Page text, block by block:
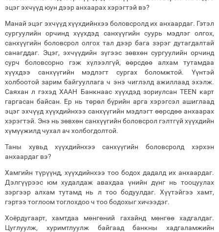
эцэг эхчүүд юун дээр анхаарах хэрэгтэй вэ?
Манай эцэг эхчүүд хүүхдийнхээ боловсролд их анхаардаг. Гэтэл
сургуулийн орчинд хүүхдэд санхүүгийн суурь мэдлэг олгох,
санхүүгийн боловсрол олгох тал дээр бага зэрэг дутагдалтай
санагддаг. Эцэг, эхчүүдийн зүгээс зөвхөн сургуулийн орчинд
сурч боловсорно гэж хүлээлгүй, өөрсдөө алхам тутамдаа
хүүхдээ санхүүгийн мэдлэгт сургах боломжтой. Үүнтэй
холбоотой зарим байгууллага ч энэ чиглэлд ажиллаад эхэлж.
Саяхан л гэхэд ХААН Банкнаас хүүхдэд зориулсан TEEN карт
гаргасан байсан. Ер нь төрөл бүрийн арга хэрэгсэл ашиглаад
эцэг эхчүүд хүүхдийнхээ санхүүгийн мэдлэгт өөрсдөө анхаарах
хэрэгтэй. Энэ нь зөвхөн санхүүгийн боловсрол гэлтгүй хүүхдийн
хүмүүжилд чухал ач холбогдолтой.
Таны хувьд хүүхдийнхээ санхүүгийн боловсролд хэрхэн
анхаардаг вэ?
Хамгийн түрүүнд, хүүхдийнхээ тоо бодох дадалд их анхаардаг.
Дэлгүүрээс юм худалдаж авахдаа үнийн дүнг нь тооцуулах
зэргээр алхам тутамд нь л тоо бодуулдаг. Хүүтэйгээ хамт,
гэртээ тоглоом тоглохдоо ч тоо бодохыг хичээдэг.
Хоёрдугаарт, хамтдаа мөнгөний гахайнд мөнгөө хадгалдаг.
Цуглуулж, хуримтлуулж байгаад банкны хадгаламжийн